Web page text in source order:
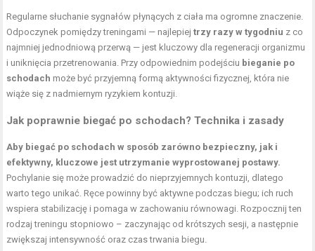
Regularne słuchanie sygnałów płynących z ciała ma ogromne znaczenie.
Odpoczynek pomiędzy treningami — najlepiejtrzy razy w tygodniu z co
najmniej jednodniową przerwą — jest kluczowy dla regeneracji organizmu
i uniknięcia przetrenowania. Przy odpowiednim podejściu bieganie po
schodach może być przyjemną formą aktywności fizycznej, która nie
wiąże się z nadmiernym ryzykiem kontuzji.
Jak poprawnie biegać po schodach? Technika i zasady
Aby biegać po schodach w sposób zarówno bezpieczny, jak i
efektywny, kluczowe jest utrzymanie wyprostowanej postawy.
Pochylanie się może prowadzić do nieprzyjemnych kontuzji, dlatego
warto tego unikać. Ręce powinny być aktywne podczas biegu; ich ruch
wspiera stabilizację i pomaga w zachowaniu równowagi. Rozpocznij ten
rodzaj treningu stopniowo – zaczynając od krótszych sesji, a następnie
zwiększaj intensywność oraz czas trwania biegu.